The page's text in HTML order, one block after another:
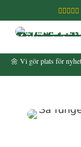

🌼 Vi gör plats för